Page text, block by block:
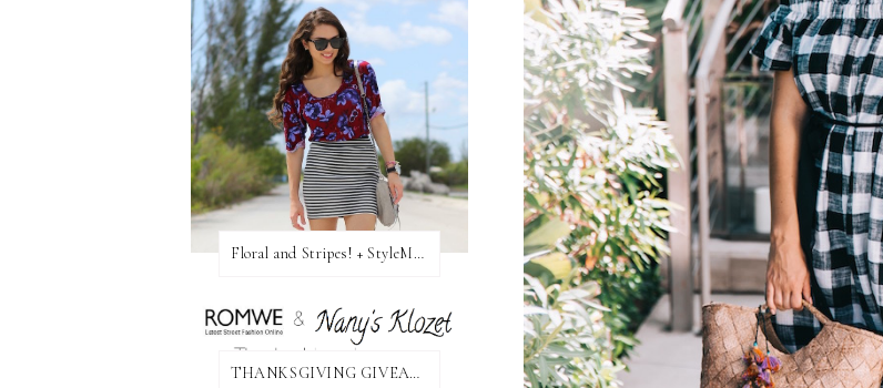
Floral and Stripes! + StyleMint GIVEAWAY!
THANKSGIVING GIVEAWAY!